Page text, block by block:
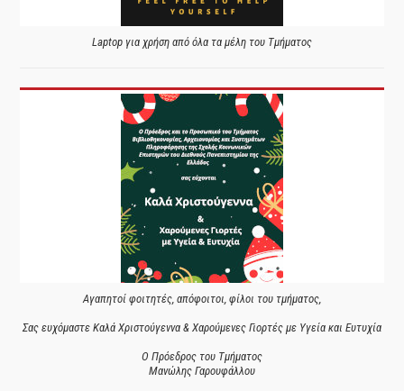
Laptop για χρήση από όλα τα μέλη του Τμήματος
Αγαπητοί φοιτητές, απόφοιτοι, φίλοι του τμήματος,
Σας ευχόμαστε Καλά Χριστούγεννα & Χαρούμενες Γιορτές με Υγεία και Ευτυχία
Ο Πρόεδρος του Τμήματος
Μανώλης Γαρουφάλλου